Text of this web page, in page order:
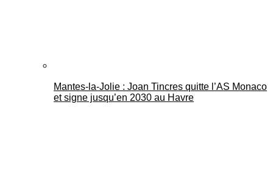
Mantes-la-Jolie : Joan Tincres quitte l’AS Monaco
et signe jusqu’en 2030 au Havre